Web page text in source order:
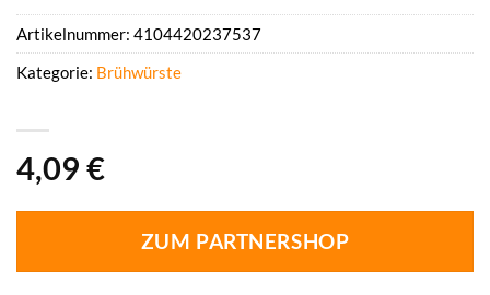
4,09 €
ZUM PARTNERSHOP
Artikelnummer: 4104420237537
Kategorie: Brühwürste